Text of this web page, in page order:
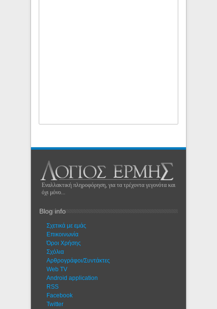
Εναλλακτική πληροφόρηση, για τα τρέχοντα γεγονότα και
όχι μόνο...
Blog info
Σχετικά με εμάς
Eπικοινωνία
Όροι Χρήσης
Σχόλια
Αρθρογράφοι/Συντάκτες
Web TV
Android application
RSS
Facebook
Twitter